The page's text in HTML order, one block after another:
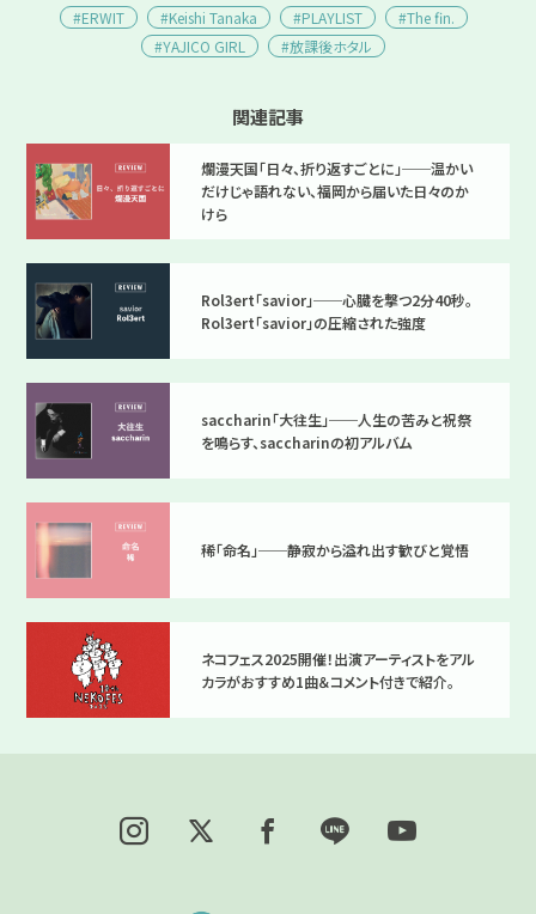
#ERWIT #Keishi Tanaka #PLAYLIST
#The fin.
#YAJICO GIRL
#放課後ホタル
関連記事
爛漫天国「日々、折り返すごとに」──温かい
だけじゃ語れない、福岡から届いた日々のか
けら
Rol3ert「savior」──心臓を撃つ2分40秒。
Rol3ert「savior」の圧縮された強度
saccharin「大往生」──人生の苦みと祝祭
を鳴らす、saccharinの初アルバム
稀「命名」──静寂から溢れ出す歓びと覚悟
ネコフェス2025開催！出演アーティストをアル
カラがおすすめ1曲＆コメント付きで紹介。